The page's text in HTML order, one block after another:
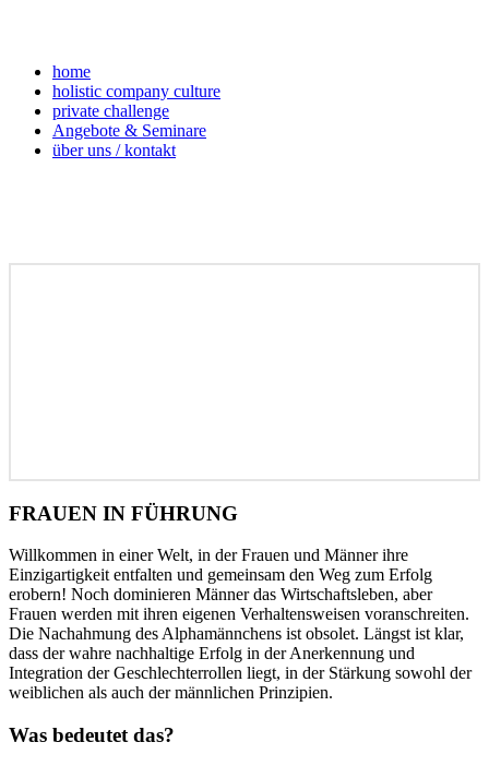
home
holistic company culture
private challenge
Angebote & Seminare
über uns / kontakt
FRAUEN IN FÜHRUNG
Willkommen in einer Welt, in der Frauen und Männer ihre
Einzigartigkeit entfalten und gemeinsam den Weg zum Erfolg
erobern! Noch dominieren Männer das Wirtschaftsleben, aber
Frauen werden mit ihren eigenen Verhaltensweisen voranschreiten.
Die Nachahmung des Alphamännchens ist obsolet. Längst ist klar,
dass der wahre nachhaltige Erfolg in der Anerkennung und
Integration der Geschlechterrollen liegt, in der Stärkung sowohl der
weiblichen als auch der männlichen Prinzipien.
Was bedeutet das?